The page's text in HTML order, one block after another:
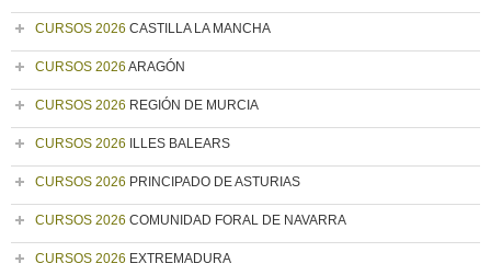
CURSOS 2026 CASTILLA LA MANCHA
CURSOS 2026 ARAGÓN
CURSOS 2026 REGIÓN DE MURCIA
CURSOS 2026 ILLES BALEARS
CURSOS 2026 PRINCIPADO DE ASTURIAS
CURSOS 2026 COMUNIDAD FORAL DE NAVARRA
CURSOS 2026 EXTREMADURA